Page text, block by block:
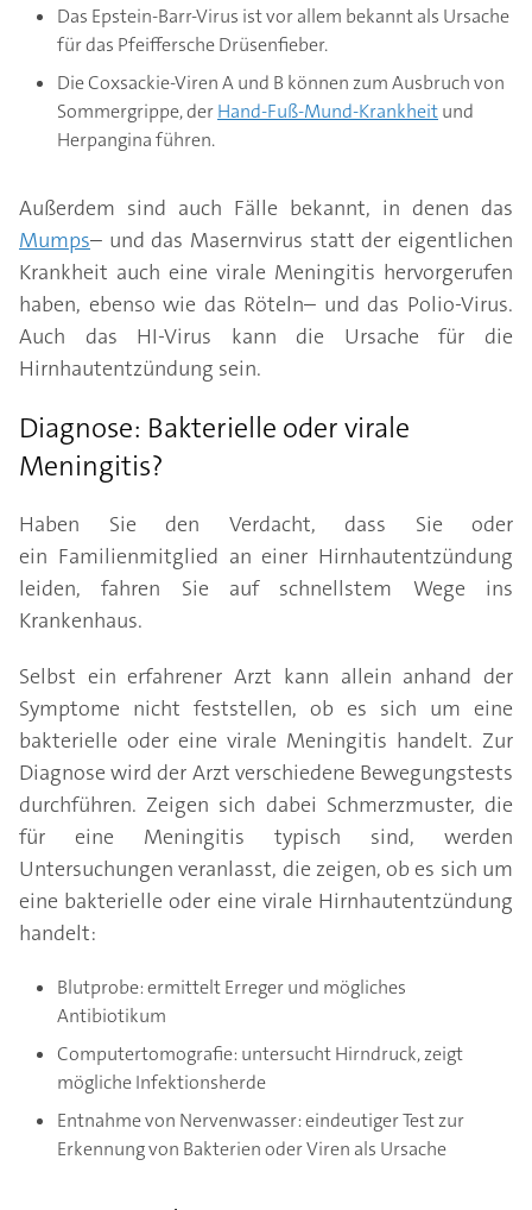
Das Epstein-Barr-Virus ist vor allem bekannt als Ursache
für das Pfeiffersche Drüsenfieber.
Die Coxsackie-Viren A und B können zum Ausbruch von
Sommergrippe, derHand-Fuß-Mund-Krankheitund
Herpangina führen.
Außerdem sind auch Fälle bekannt, in denen das
Mumps– und das Masernvirus statt der eigentlichen
Krankheit auch eine virale Meningitis hervorgerufen
haben, ebenso wie das Röteln– und das Polio-Virus.
Auch das HI-Virus kann die Ursache für die
Hirnhautentzündung sein.
Diagnose: Bakterielle oder virale
Meningitis?
Haben Sie den Verdacht, dass Sie oder
ein Familienmitglied an einer Hirnhautentzündung
leiden, fahren Sie auf schnellstem Wege ins
Krankenhaus.
Selbst ein erfahrener Arzt kann allein anhand der
Symptome nicht feststellen, ob es sich um eine
bakterielle oder eine virale Meningitis handelt. Zur
Diagnose wird der Arzt verschiedene Bewegungstests
durchführen. Zeigen sich dabei Schmerzmuster, die
für eine Meningitis typisch sind, werden
Untersuchungen veranlasst, die zeigen, ob es sich um
eine bakterielle oder eine virale Hirnhautentzündung
handelt:
Blutprobe: ermittelt Erreger und mögliches
Antibiotikum
Computertomografie: untersucht Hirndruck, zeigt
mögliche Infektionsherde
Entnahme von Nervenwasser: eindeutiger Test zur
Erkennung von Bakterien oder Viren als Ursache